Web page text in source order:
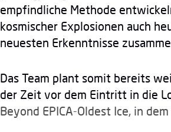
empfindliche Methode
kosmischer Explosionen auch
neuesten Erkenntnisse
Das Team plant somit bereits
der Zeit vor dem Eintritt in die
Beyond EPICA-Oldest Ice, in